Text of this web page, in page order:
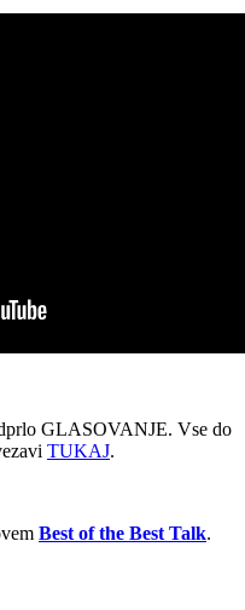
GLASOVANJE. Vse do
TUKAJ.
Best of the Best Talk.